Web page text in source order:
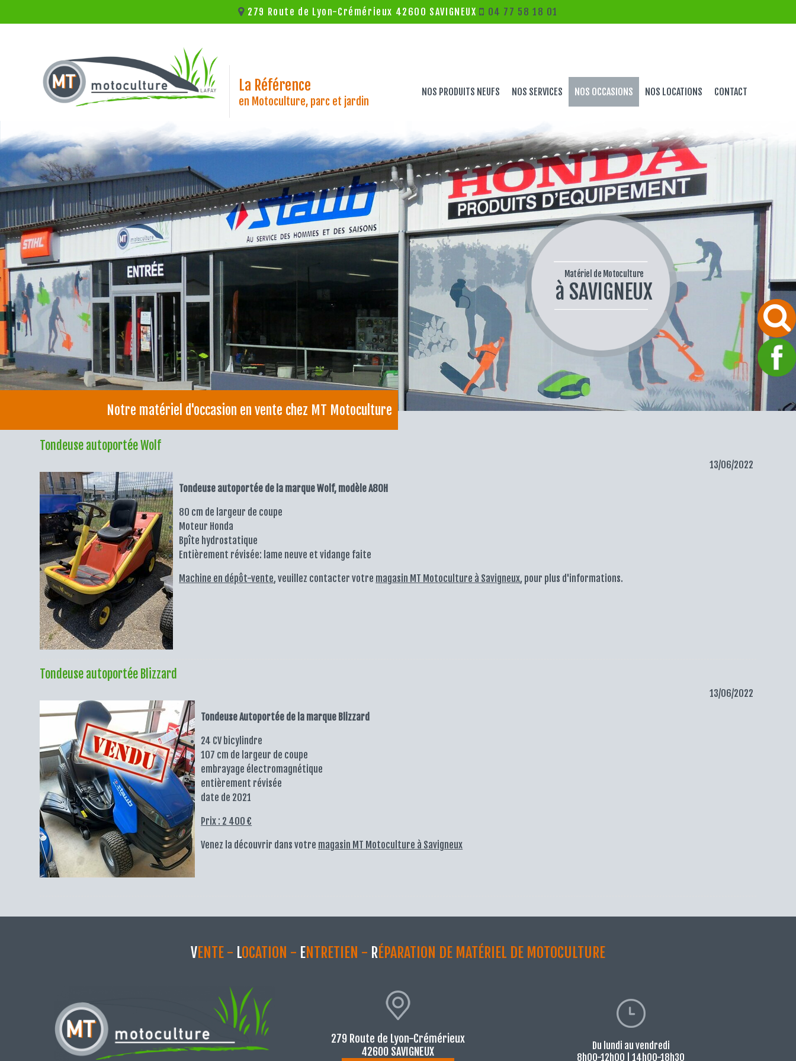
279 Route de Lyon-Crémérieux 42600 SAVIGNEUX 04 77 58 18 01
La Référence
en Motoculture, parc et jardin
NOS PRODUITS NEUFS NOS SERVICES NOS OCCASIONS NOS LOCATIONS CONTACT
Matériel de Motoculture
à SAVIGNEUX
Notre matériel d'occasion en vente chez MT Motoculture
Tondeuse autoportée Wolf
13/06/2022
Tondeuse autoportée de la marque Wolf, modèle A80H
80 cm de largeur de coupe
Moteur Honda
Bpîte hydrostatique
Entièrement révisée: lame neuve et vidange faite
Machine en dépôt-vente, veuillez contacter votre magasin MT Motoculture à Savigneux, pour plus d'informations.
Tondeuse autoportée Blizzard
13/06/2022
Tondeuse Autoportée de la marque Blizzard
24 CV bicylindre
107 cm de largeur de coupe
embrayage électromagnétique
entièrement révisée
date de 2021
Prix : 2 400 €
Venez la découvrir dans votre magasin MT Motoculture à Savigneux
VENTE - LOCATION - ENTRETIEN - RÉPARATION DE MATÉRIEL DE MOTOCULTURE
279 Route de Lyon-Crémérieux
42600 SAVIGNEUX
Du lundi au vendredi
8h00-12h00 | 14h00-18h30